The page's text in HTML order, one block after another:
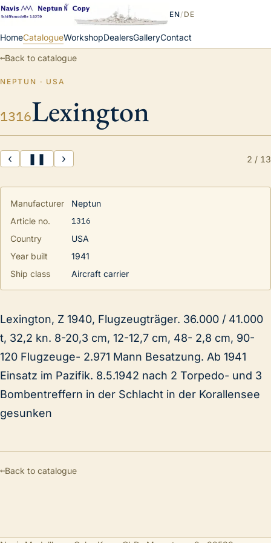
HomeCatalogueWorkshopDealersGalleryContact
EN/ DE
←Back to catalogue
NEPTUN · USA
1316Lexington
‹ ❚❚ › 2 / 13
Manufacturer
Neptun
Article no.
1316
Country
USA
Year built
1941
Ship class
Aircraft carrier
Lexington, Z 1940, Flugzeugträger. 36.000 / 41.000
t, 32,2 kn. 8-20,3 cm, 12-12,7 cm, 48- 2,8 cm, 90-
120 Flugzeuge- 2.971 Mann Besatzung. Ab 1941
Einsatz im Pazifik. 8.5.1942 nach 2 Torpedo- und 3
Bombentreffern in der Schlacht in der Korallensee
gesunken
←Back to catalogue